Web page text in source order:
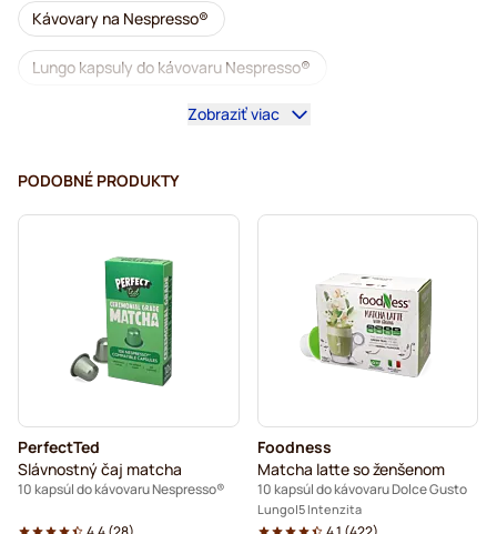
Kávovary na Nespresso®
Lungo kapsuly do kávovaru Nespresso®
illy – kávové kapsuly do kávovarov Nespresso®
Príslušenstvo na Nespresso®
Niečo do kávy pre Nespresso®
Odvápňovanie a údržba pre Nespresso®
L'OR – kávové kapsuly do kávovarov Nespresso®
Café René – kávové kapsuly do kávovarov Nespresso®
Caffè Borbone do kávovarov Nespresso®
Zobraziť viac
PODOBNÉ PRODUKTY
PerfectTed
Slávnostný čaj matcha
10 kapsúl do kávovaru Nespresso®
Foodness
Matcha latte so ženšenom
10 kapsúl do kávovaru Dolce Gusto
Lungo 5 Intenzita